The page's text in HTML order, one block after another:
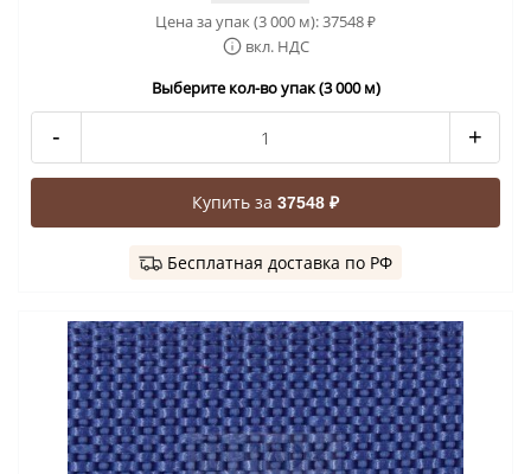
Цена за упак (3 000 м):37548₽
вкл. НДС
Выберите кол-во упак (3 000 м)
- +
Купить за 37548 ₽
Бесплатная доставка по РФ